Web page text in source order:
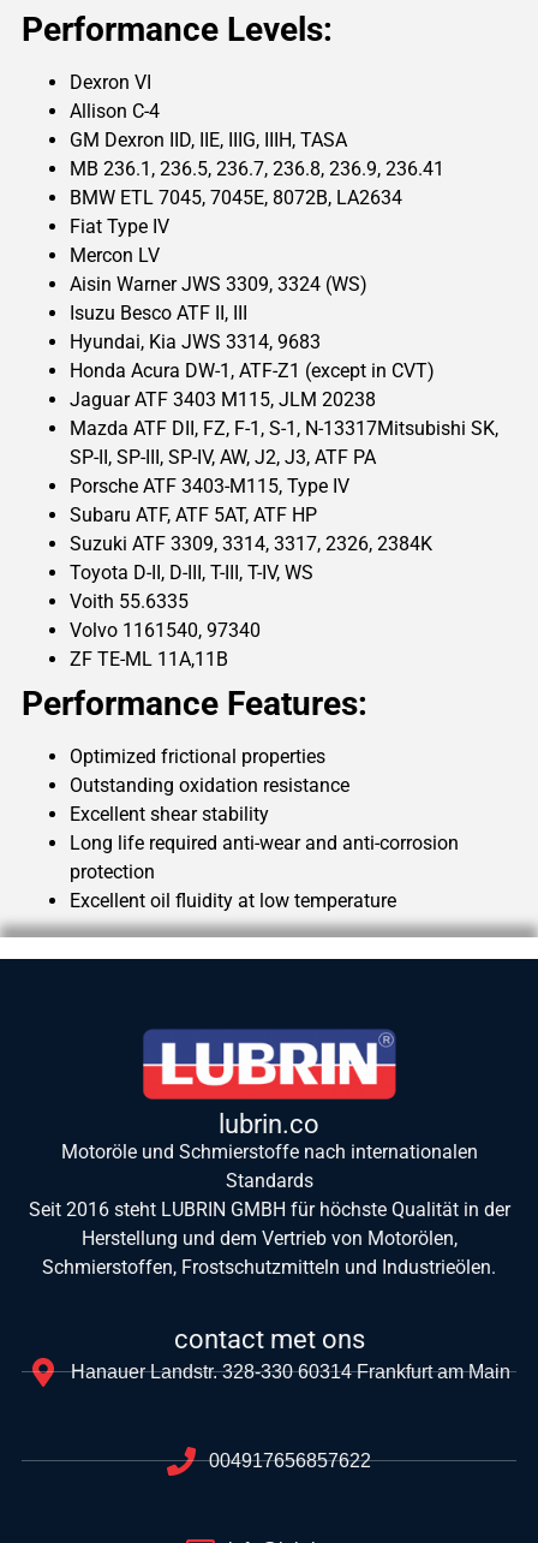
Performance Levels:
Dexron VI
Allison C-4
GM Dexron IID, IIE, IIIG, IIIH, TASA
MB 236.1, 236.5, 236.7, 236.8, 236.9, 236.41
BMW ETL 7045, 7045E, 8072B, LA2634
Fiat Type IV
Mercon LV
Aisin Warner JWS 3309, 3324 (WS)
Isuzu Besco ATF II, III
Hyundai, Kia JWS 3314, 9683
Honda Acura DW-1, ATF-Z1 (except in CVT)
Jaguar ATF 3403 M115, JLM 20238
Mazda ATF DII, FZ, F-1, S-1, N-13317Mitsubishi SK,
SP-II, SP-III, SP-IV, AW, J2, J3, ATF PA
Porsche ATF 3403-M115, Type IV
Subaru ATF, ATF 5AT, ATF HP
Suzuki ATF 3309, 3314, 3317, 2326, 2384K
Toyota D-II, D-III, T-III, T-IV, WS
Voith 55.6335
Volvo 1161540, 97340
ZF TE-ML 11A,11B
Performance Features:
Optimized frictional properties
Outstanding oxidation resistance
Excellent shear stability
Long life required anti-wear and anti-corrosion
protection
Excellent oil fluidity at low temperature
lubrin.co
Motoröle und Schmierstoffe nach internationalen
Standards
Seit 2016 steht LUBRIN GMBH für höchste Qualität in der
Herstellung und dem Vertrieb von Motorölen,
Schmierstoffen, Frostschutzmitteln und Industrieölen.
contact met ons
Hanauer Landstr. 328-330 60314 Frankfurt am Main
004917656857622